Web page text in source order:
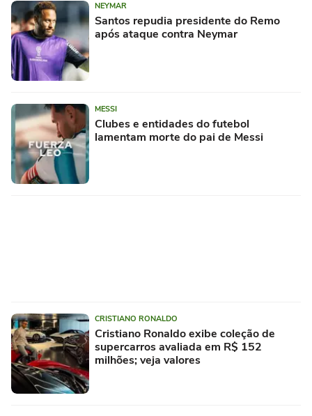
NEYMAR
Santos repudia presidente do Remo
após ataque contra Neymar
MESSI
Clubes e entidades do futebol
lamentam morte do pai de Messi
CRISTIANO RONALDO
Cristiano Ronaldo exibe coleção de
supercarros avaliada em R$ 152
milhões; veja valores